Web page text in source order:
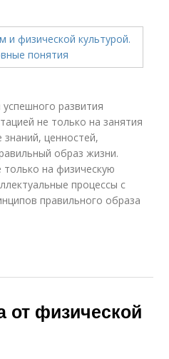
развития
не только на занятия
ценностей,
образ жизни.
только на физическую
процессы с
правильного образа
от физической